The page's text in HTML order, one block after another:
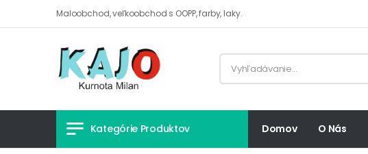
Maloobchod, veľkoobchod s OOPP, farby, laky.
Kategórie Produktov Domov O Nás